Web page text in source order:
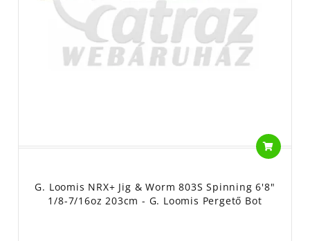
G. Loomis NRX+ Jig & Worm 803S Spinning 6'8"
1/8-7/16oz 203cm - G. Loomis Pergető Bot